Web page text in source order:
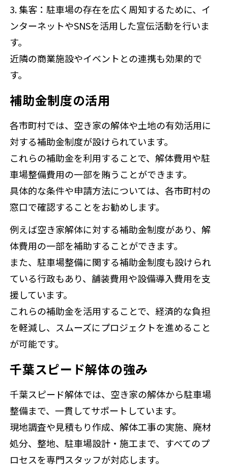
3. 集客 ：駐車場の存在を広く周知するために、イ
ンターネットやSNSを活用した宣伝活動を行いま
す。
近隣の商業施設やイベントとの連携も効果的で
す。
補助金制度の活用
各市町村では、空き家の解体や土地の有効活用に
対する補助金制度が設けられています。
これらの補助金を利用することで、解体費用や駐
車場整備費用の一部を賄うことができます。
具体的な条件や申請方法については、各市町村の
窓口で確認することをお勧めします。
例えば空き家解体に対する補助金制度があり、解
体費用の一部を補助することができます。
また、駐車場整備に関する補助金制度も設けられ
ている行政もあり、舗装費用や設備導入費用を支
援しています。
これらの補助金を活用することで、経済的な負担
を軽減し、スムーズにプロジェクトを進めること
が可能です。
千葉スピード解体の強み
千葉スピード解体では、空き家の解体から駐車場
整備まで、一貫してサポートしています。
現地調査や見積もり作成、解体工事の実施、廃材
処分、整地、駐車場設計・施工まで、すべてのプ
ロセスを専門スタッフが対応します。